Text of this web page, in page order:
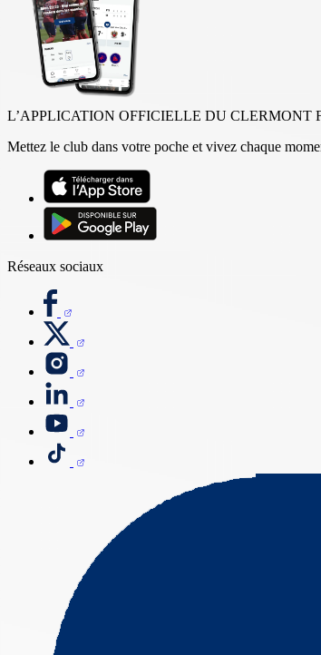
L’APPLICATION OFFICIELLE DU CLERMONT
Mettez le club dans votre poche et vivez chaque
Réseaux sociaux